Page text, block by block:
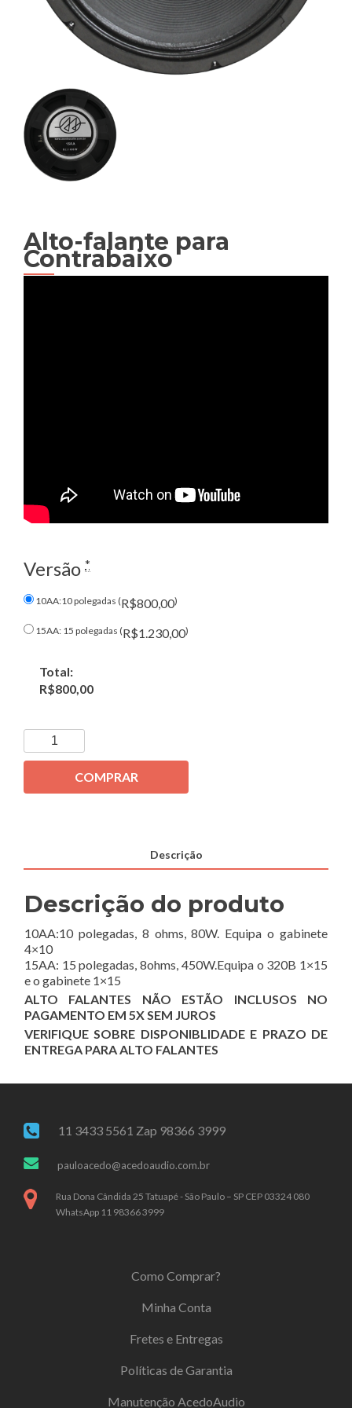
Alto-falante para
Contrabaixo
Versão *
10AA:10 polegadas (R$800,00)
15AA: 15 polegadas (R$1.230,00)
Total:
R$800,00
COMPRAR
Descrição
Descrição do produto
10AA:10 polegadas, 8 ohms, 80W. Equipa o gabinete
4×10
15AA: 15 polegadas, 8ohms, 450W.Equipa o 320B 1×15
e o gabinete 1×15
ALTO FALANTES NÃO ESTÃO INCLUSOS NO
PAGAMENTO EM 5X SEM JUROS
VERIFIQUE SOBRE DISPONIBLIDADE E PRAZO DE
ENTREGA PARA ALTO FALANTES
11 3433 5561 Zap 98366 3999
pauloacedo@acedoaudio.com.br
Rua Dona Cândida 25 Tatuapé - São Paulo – SP CEP 03324 080
WhatsApp 11 98366 3999
Como Comprar?
Minha Conta
Fretes e Entregas
Políticas de Garantia
Manutenção AcedoAudio